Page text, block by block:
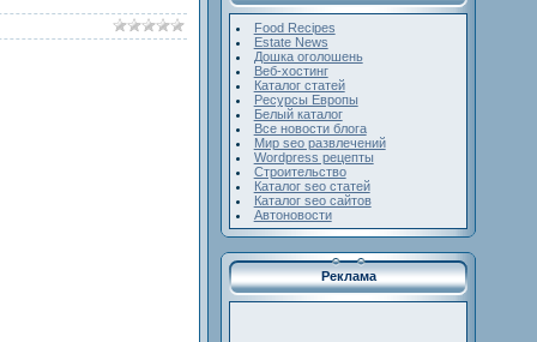
Food Recipes
Estate News
Дошка оголошень
Веб-хостинг
Каталог статей
Ресурсы Европы
Белый каталог
Все новости блога
Мир seo развлечений
Wordpress рецепты
Строительство
Каталог seo статей
Каталог seo сайтов
Автоновости
Реклама